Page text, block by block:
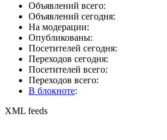
Объявлений всего:
Объявлений сегодня:
На модерации:
Опубликованы:
Посетителей сегодня:
Переходов сегодня:
Посетителей всего:
Переходов всего:
В блокноте:
XML feeds